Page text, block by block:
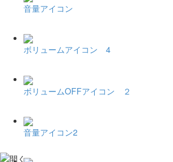
音量アイコン
ボリュームアイコン 4
ボリュームOFFアイコン ２
音量アイコン2